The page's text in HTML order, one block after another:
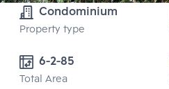
Condominium
Property type
6-2-85
Total Area